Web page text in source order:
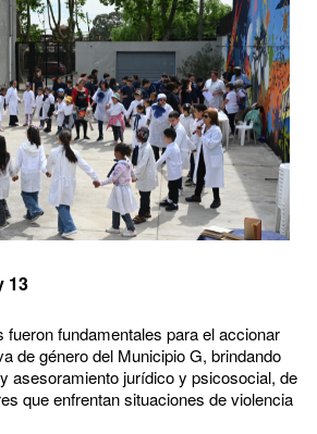
13
fundamentales para el accionar
de género del Municipio G, brindando
asesoramiento jurídico y psicosocial, de
que enfrentan situaciones de violencia